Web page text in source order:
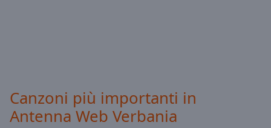
Track
Picture-
Canzoni più importanti in
Antenna Web Verbania